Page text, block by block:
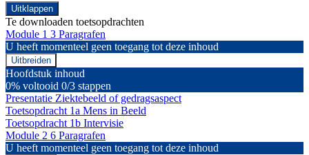
Uitklappen
Hoofdstukken
Te downloaden toetsopdrachten
Module 1 3 Paragrafen
U heeft momenteel geen toegang tot deze inhoud
Uitbreiden
Module
1
Hoofdstuk inhoud
0% voltooid 0/3 stappen
Presentatie Ziektebeeld of gedragsaspect
Toetsopdracht 1a Mens in Beeld
Toetsopdracht 1b Intervisie
Module 2 6 Paragrafen
U heeft momenteel geen toegang tot deze inhoud